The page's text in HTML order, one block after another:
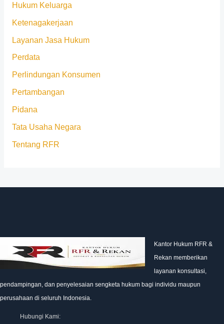
Hukum Keluarga
Ketenagakerjaan
Layanan Jasa Hukum
Perdata
Perlindungan Konsumen
Pertambangan
Pidana
Tata Usaha Negara
Tentang RFR
Kantor Hukum RFR &
Rekan memberikan
layanan konsultasi,
pendampingan, dan penyelesaian sengketa hukum bagi individu maupun
perusahaan di seluruh Indonesia.
Hubungi Kami: